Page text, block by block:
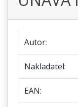
Autor:
Nakladatel:
EAN: